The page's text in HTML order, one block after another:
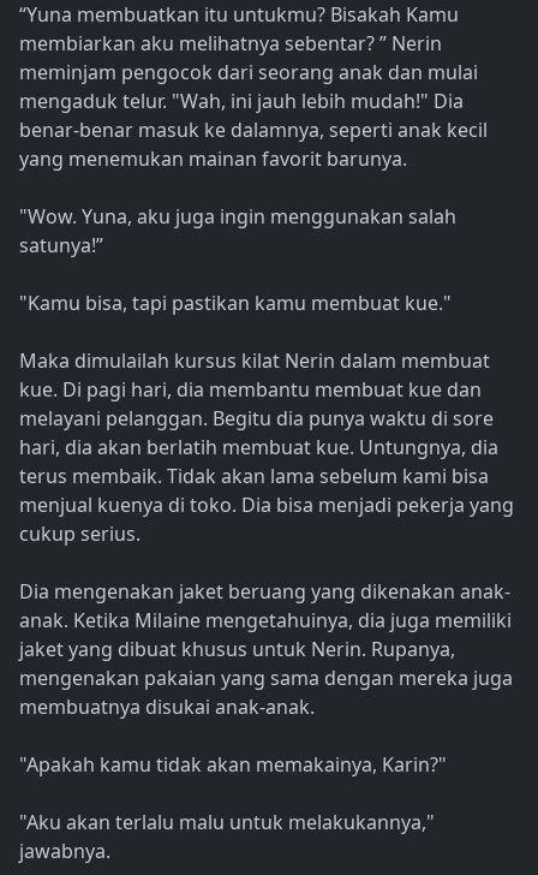
“Yuna membuatkan itu untukmu? Bisakah Kamu
membiarkan aku melihatnya sebentar? ” Nerin
meminjam pengocok dari seorang anak dan mulai
mengaduk telur. "Wah, ini jauh lebih mudah!" Dia
benar-benar masuk ke dalamnya, seperti anak kecil
yang menemukan mainan favorit barunya.
"Wow. Yuna, aku juga ingin menggunakan salah
satunya!”
"Kamu bisa, tapi pastikan kamu membuat kue."
Maka dimulailah kursus kilat Nerin dalam membuat
kue. Di pagi hari, dia membantu membuat kue dan
melayani pelanggan. Begitu dia punya waktu di sore
hari, dia akan berlatih membuat kue. Untungnya, dia
terus membaik. Tidak akan lama sebelum kami bisa
menjual kuenya di toko. Dia bisa menjadi pekerja yang
cukup serius.
Dia mengenakan jaket beruang yang dikenakan anak-
anak. Ketika Milaine mengetahuinya, dia juga memiliki
jaket yang dibuat khusus untuk Nerin. Rupanya,
mengenakan pakaian yang sama dengan mereka juga
membuatnya disukai anak-anak.
"Apakah kamu tidak akan memakainya, Karin?"
"Aku akan terlalu malu untuk melakukannya,"
jawabnya.